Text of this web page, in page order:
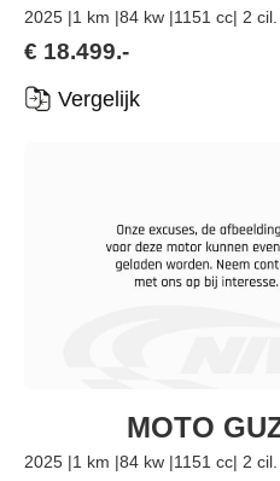
2025 |1 km |84 kw |1151 cc| 2 cil.
€ 18.499.-
Vergelijk
MOTO
2025 |1 km |84 kw |1151 cc| 2 cil.